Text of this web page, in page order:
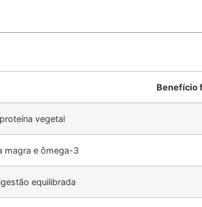
Benefício
vegetal
magra e ômega-3
equilibrada